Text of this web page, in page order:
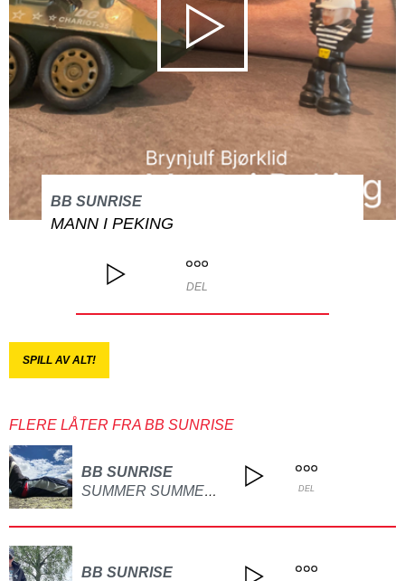
BB SUNRISE
MANN I PEKING
DEL
SPILL AV ALT!
FLERE LÅTER FRA BB SUNRISE
BB SUNRISE
SUMMER SUMMER BABY DEL
BB SUNRISE